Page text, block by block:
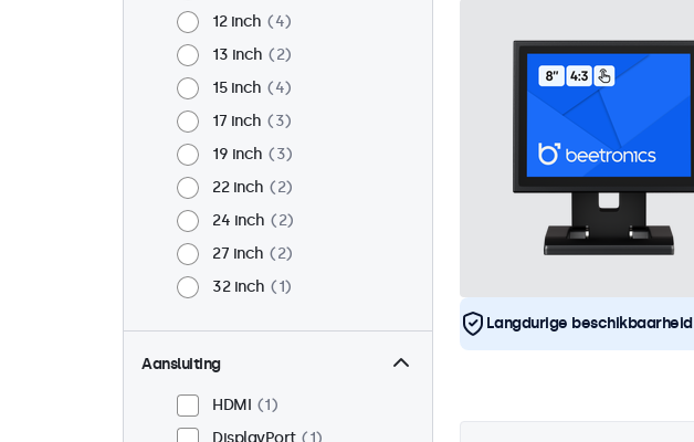
12 inch
4
13 inch
2
15 inch
4
17 inch
3
19 inch
3
22 inch
2
24 inch
2
27 inch
2
32 inch
1
Aansluiting
HDMI
1
Langdurige beschikbaarheid